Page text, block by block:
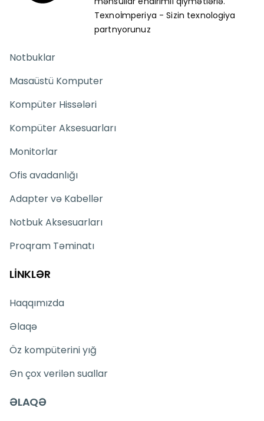
Texnoİmperiya - Sizin texnologiya
partnyorunuz
Notbuklar
Masaüstü Komputer
Kompüter Hissələri
Kompüter Aksesuarları
Monitorlar
Ofis avadanlığı
Adapter və Kabellər
Notbuk Aksesuarları
Proqram Təminatı
LİNKLƏR
Haqqımızda
Əlaqə
Öz kompüterini yığ
Ən çox verilən suallar
ƏLAQƏ